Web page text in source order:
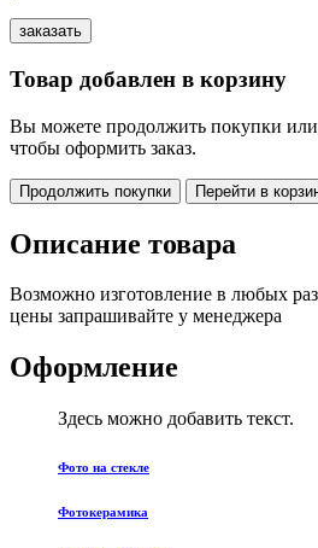
Товар добавлен в корзину
Вы можете продолжить покупки или
чтобы оформить заказ.
Продолжить покупки Перейти в
Описание товара
Возможно изготовление в любых
цены запрашивайте у менеджера
Оформление
Здесь можно добавить текст.
Фото на стекле
Фотокерамика